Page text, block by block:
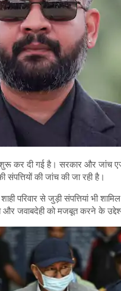
कर दी गई है। सरकार और जांच
की जांच की जा रही है।
परिवार से जुड़ी संपत्तियां भी
और जवाबदेही को मजबूत करने के